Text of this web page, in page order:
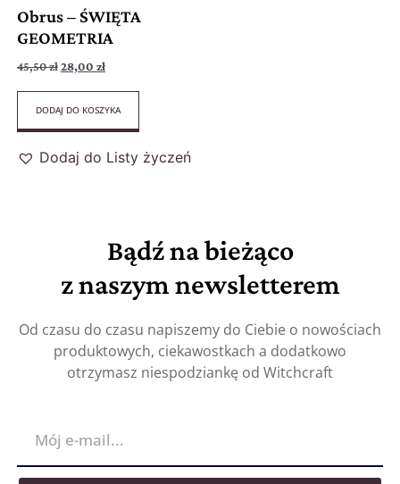
Obrus – ŚWIĘTA
GEOMETRIA
45,50zł28,00 zł
DODAJ DO KOSZYKA
Dodaj do Listy życzeń
Bądź na bieżąco
z naszym newsletterem
Od czasu do czasu napiszemy do Ciebie o nowościach
produktowych, ciekawostkach a dodatkowo
otrzymasz niespodziankę od Witchcraft